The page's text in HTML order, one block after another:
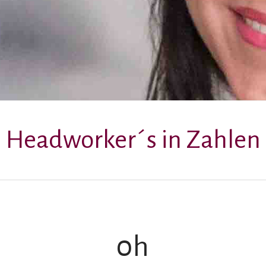
Headworker´s in Zahlen
0h